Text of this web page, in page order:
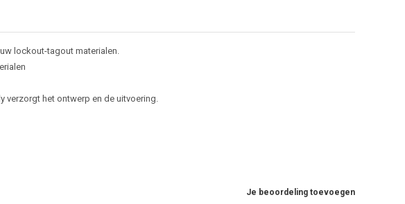
lockout-tagout materialen.
verzorgt het ontwerp en de uitvoering.
Je beoordeling toevoegen